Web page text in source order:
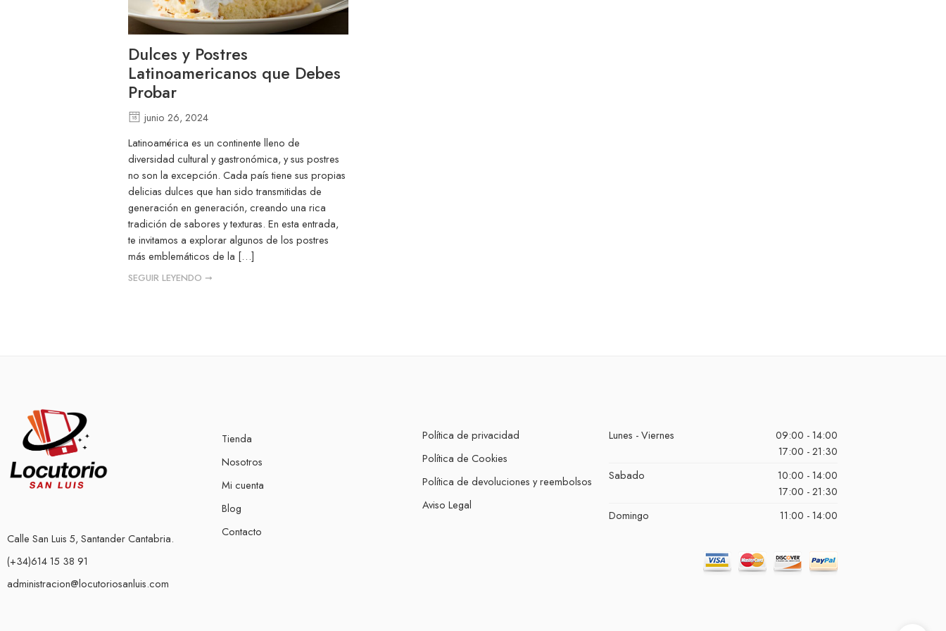
Dulces y Postres
Latinoamericanos que Debes
Probar
junio 26, 2024
Latinoamérica es un continente lleno de
diversidad cultural y gastronómica, y sus postres
no son la excepción. Cada país tiene sus propias
delicias dulces que han sido transmitidas de
generación en generación, creando una rica
tradición de sabores y texturas. En esta entrada,
te invitamos a explorar algunos de los postres
más emblemáticos de la […]
SEGUIR LEYENDO ➞
Calle San Luis 5, Santander Cantabria.
(+34)614 15 38 91
administracion@locutoriosanluis.com
Tienda
Nosotros
Mi cuenta
Blog
Contacto
Política de privacidad
Política de Cookies
Política de devoluciones y reembolsos
Aviso Legal
Lunes - Viernes
09:00 - 14:00
17:00 - 21:30
Sabado
10:00 - 14:00
17:00 - 21:30
Domingo
11:00 - 14:00